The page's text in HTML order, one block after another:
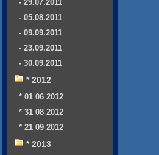
- 29.07.2011
- 05.08.2011
- 09.09.2011
- 23.09.2011
- 30.09.2011
* 2012
* 01 06 2012
* 31 08 2012
* 21 09 2012
* 2013